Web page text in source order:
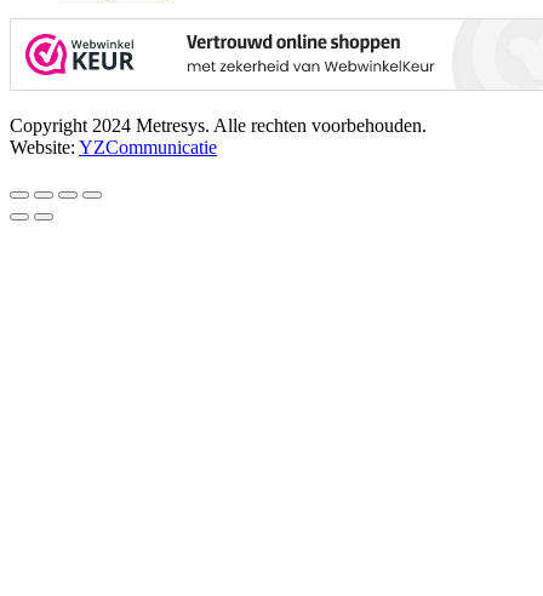
Copyright 2024 Metresys. Alle rechten voorbehouden.
Website: YZCommunicatie